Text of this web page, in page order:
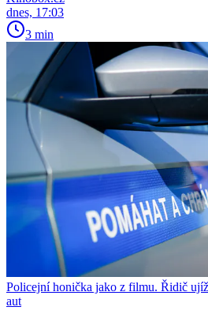
dnes, 17:03
3 min
Policejní honička jako z filmu. Řidič
aut